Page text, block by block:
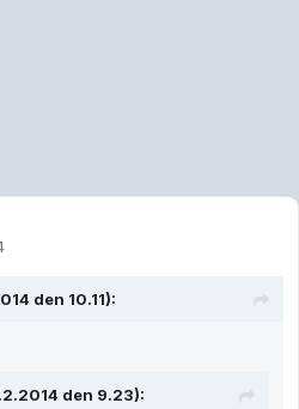
den 10.11):
den 9.23):